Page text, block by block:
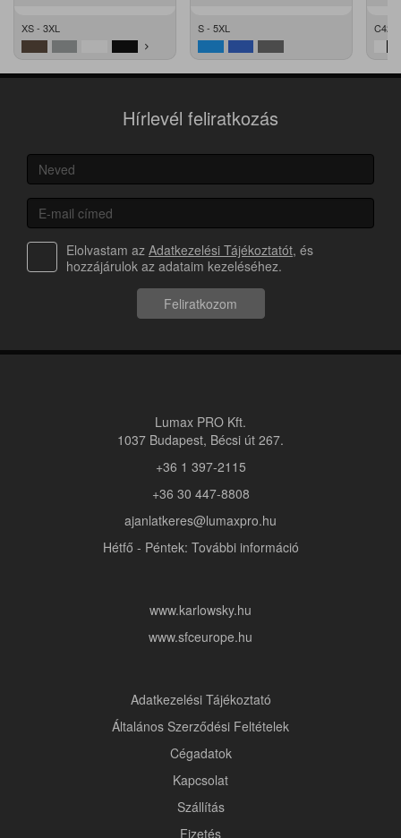
XS - 3XL S - 5XL C42 -
Hírlevél feliratkozás
Elolvastam az Adatkezelési Tájékoztatót, és
hozzájárulok az adataim kezeléséhez.
Feliratkozom
Lumax PRO Kft.
1037 Budapest, Bécsi út 267.
+36 1 397-2115
+36 30 447-8808
ajanlatkeres@lumaxpro.hu
Hétfő - Péntek: További információ
www.karlowsky.hu
www.sfceurope.hu
Adatkezelési Tájékoztató
Általános Szerződési Feltételek
Cégadatok
Kapcsolat
Szállítás
Fizetés